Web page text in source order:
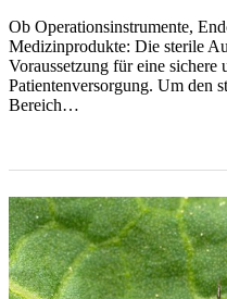
Ob Operationsinstrumente,
Medizinprodukte: Die sterile
Voraussetzung für eine
Patientenversorgung. Um den
Bereich…